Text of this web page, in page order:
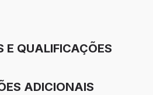
E QUALIFICAÇÕES
ADICIONAIS